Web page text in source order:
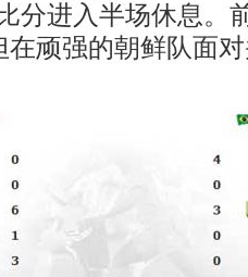
分进入半场休息。
在顽强的朝鲜队面